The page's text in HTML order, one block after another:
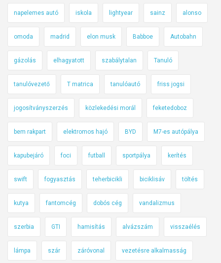
napelemes autó iskola lightyear sainz alonso
omoda madrid elon musk Babboe Autobahn
gázolás elhagyatott szabálytalan Tanuló
tanulóvezető T matrica tanulóautó friss jogsi
jogosítványszerzés közlekedési morál feketedoboz
bem rakpart elektromos hajó BYD M7-es autópálya
kapubejáró foci futball sportpálya kerítés
swift fogyasztás teherbicikli biciklisáv töltés
kutya fantomcég dobós cég vandalizmus
szerbia GTI hamisítás alvázszám visszaélés
lámpa szár záróvonal vezetésre alkalmasság